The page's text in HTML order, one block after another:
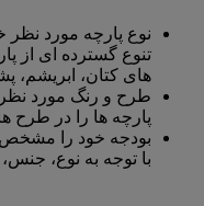
نوع پارچه مورد
تنوع گسترده ای از
های کتان، ابریشم،
طرح و رنگ مورد نظر
پارچه ها را در طرح
بودجه خود را مشخص
با توجه به نوع،